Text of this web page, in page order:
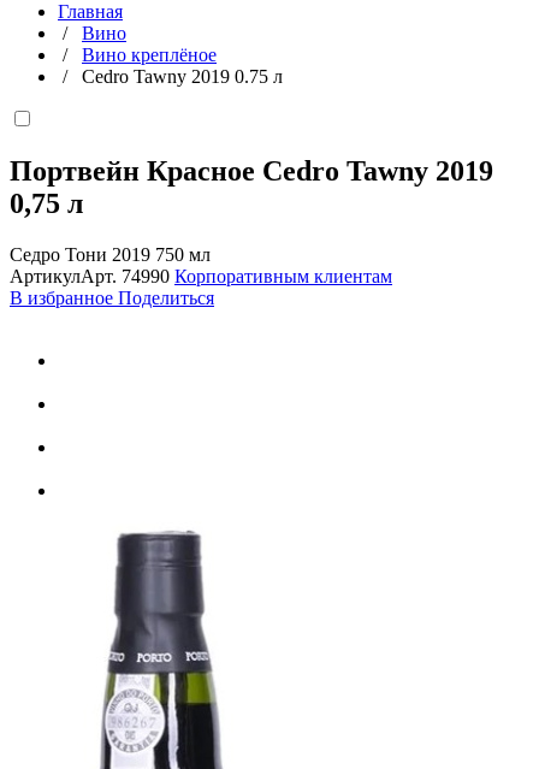
Главная
/ Вино
/ Вино креплёное
/ Cedro Tawny 2019 0.75 л
Портвейн Красное Cedro Tawny 2019
0,75 л
Седро Тони 2019 750 мл
АртикулАрт. 74990 Корпоративным клиентам
В избранное Поделиться